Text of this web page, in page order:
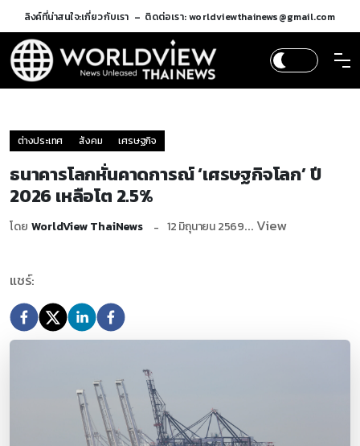
ลิงค์ที่น่าสนใจ:เกี่ยวกับเรา ติดต่อเรา: worldviewthainews@gmail.com
ต่างประเทศ สังคม เศรษฐกิจ
ธนาคารโลกหั่นคาดการณ์ ‘เศรษฐกิจโลก’ ปี
2026 เหลือโต 2.5%
โดย WorldView ThaiNews 12 มิถุนายน 2569... View
แชร์: